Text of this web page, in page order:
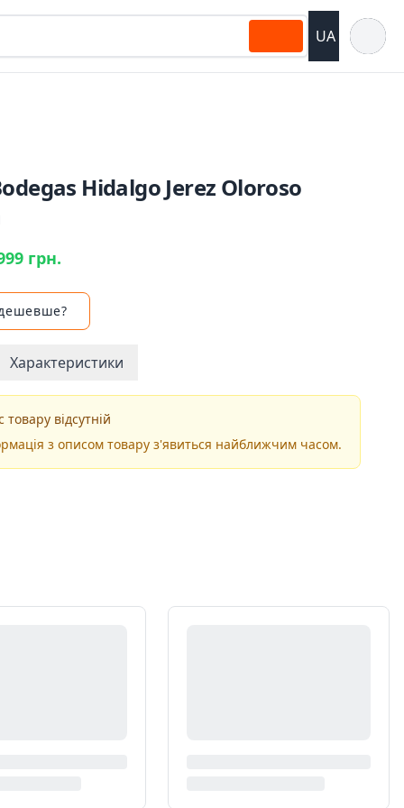
UA
Hidalgo Jerez Oloroso
грн.
Характеристики
товару відсутній
з описом товару з'явиться найближчим часом.